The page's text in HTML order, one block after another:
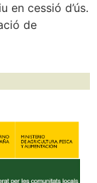
en cessió d’ús.
de